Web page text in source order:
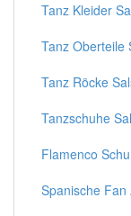
Tanz Kleider
Tanz Oberteile
Tanz Röcke
Tanzschuhe
Flamenco
Spanische Fan